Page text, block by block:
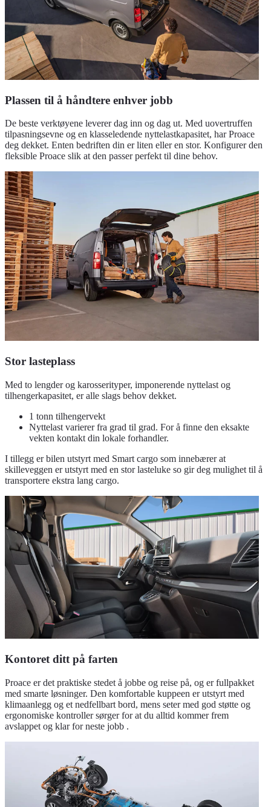
Plassen til å håndtere enhver jobb
De beste verktøyene leverer dag inn og dag ut. Med uovertruffen
tilpasningsevne og en klasseledende nyttelastkapasitet, har Proace
deg dekket. Enten bedriften din er liten eller en stor. Konfigurer den
fleksible Proace slik at den passer perfekt til dine behov.
Stor lasteplass
Med to lengder og karosserityper, imponerende nyttelast og
tilhengerkapasitet, er alle slags behov dekket.
1 tonn tilhengervekt
Nyttelast varierer fra grad til grad. For å finne den eksakte
vekten kontakt din lokale forhandler.
I tillegg er bilen utstyrt med Smart cargo som innebærer at
skilleveggen er utstyrt med en stor lasteluke so gir deg mulighet til å
transportere ekstra lang cargo.
Kontoret ditt på farten
Proace er det praktiske stedet å jobbe og reise på, og er fullpakket
med smarte løsninger. Den komfortable kuppeen er utstyrt med
klimaanlegg og et nedfellbart bord, mens seter med god støtte og
ergonomiske kontroller sørger for at du alltid kommer frem
avslappet og klar for neste jobb .